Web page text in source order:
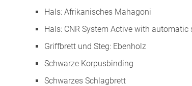
Hals: Afrikanisches Mahagoni
Hals: CNR System Active with
Griffbrett und Steg: Ebenholz
Schwarze Korpusbinding
Schwarzes Schlagbrett